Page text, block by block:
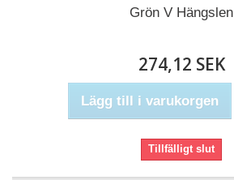
Grön V Hängslen
274,12 SEK
Lägg till i varukorgen
Tillfälligt slut